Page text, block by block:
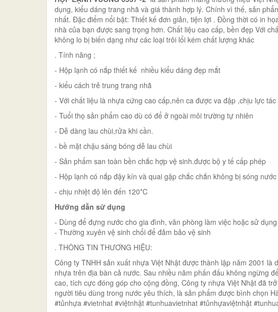
dụng, kiểu dáng trang nhã và giá thành hợp lý. Chính vì thế, sản
nhất. Đặc điểm nổi bật: Thiết kế đơn giản, tiện lợi . Đồng thời có in
nhà của bạn được sang trọng hơn. Chất liệu cao cấp, bền đẹp Với
không lo bị biến dạng như các loại trôi lổi kém chất lượng khác
. Tính năng ;
- Hộp lạnh có nắp thiết kế nhiều kiểu dáng đẹp mắt
- kiểu cách trẻ trung trang nhã
- Với chất liệu là nhựa cứng cao cấp,nên ca được va đập ,chịu lực
- Tuổi thọ sản phẩm cao dù có để ở ngoài môi trường tự nhiên
- Dễ dàng lau chùi,rửa khi cần.
- bề mặt chậu sáng bóng dễ lau chùi
- Sản phẩm san toàn bền chắc hợp vệ sinh.được bộ y tế cấp phép
- Hộp lạnh có nắp đậy kín và quai gập chắc chắn không bị sóng
- chịu nhiệt độ lên đến 120*C
Hướng dẫn sử dụng
- Dùng để đựng nước cho gia đình, văn phòng làm việc hoặc sử
- Thường xuyên vệ sinh chổi để đảm bảo vệ sinh
. THÔNG TIN THƯƠNG HIỆU:
Công ty TNHH sản xuất nhựa Việt Nhật được thành lập năm 2001
nhựa trên địa bàn cả nước. Sau nhiều năm phấn đấu không ngừng
cao, tích cực đóng góp cho cộng đồng, Công ty nhựa Việt Nhật đã
người tiêu dùng trong nước yêu thích, là sản phẩm được bình chọn
#tủnhựa #vietnhat #việtnhật #tunhuavietnhat #tủnhựaviệtnhật